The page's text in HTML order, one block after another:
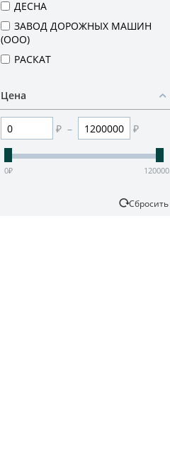
ДЕСНА
ЗАВОД ДОРОЖНЫХ МАШИН
(ООО)
РАСКАТ
Цена
₽ – ₽
0₽ 12000000
Сбросить